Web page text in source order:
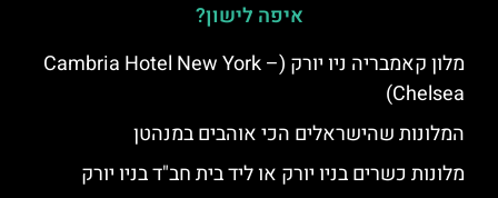
איפה לישון?
מלון קאמבריה ניו יורק (Cambria Hotel New York –
Chelsea)
המלונות שהישראלים הכי אוהבים במנהטן
מלונות כשרים בניו יורק או ליד בית חב"ד בניו יורק